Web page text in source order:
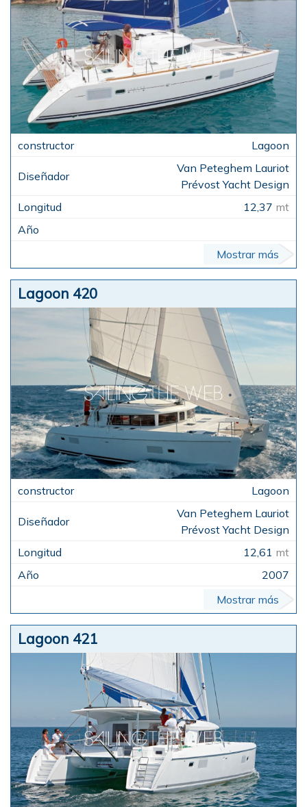
Lagoon
Van Peteghem Lauriot
Prévost Yacht Design
12,37 mt
Mostrar más
Lagoon 420
Lagoon
Van Peteghem Lauriot
Prévost Yacht Design
12,61 mt
2007
Mostrar más
Lagoon 421